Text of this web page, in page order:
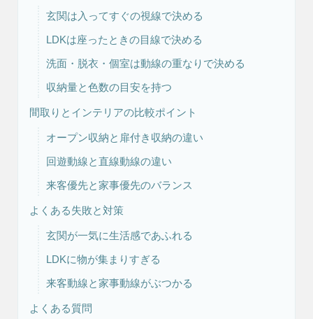
玄関は入ってすぐの視線で決める
LDKは座ったときの目線で決める
洗面・脱衣・個室は動線の重なりで決める
収納量と色数の目安を持つ
間取りとインテリアの比較ポイント
オープン収納と扉付き収納の違い
回遊動線と直線動線の違い
来客優先と家事優先のバランス
よくある失敗と対策
玄関が一気に生活感であふれる
LDKに物が集まりすぎる
来客動線と家事動線がぶつかる
よくある質問
注文住宅
リフォーム・
リノベーション